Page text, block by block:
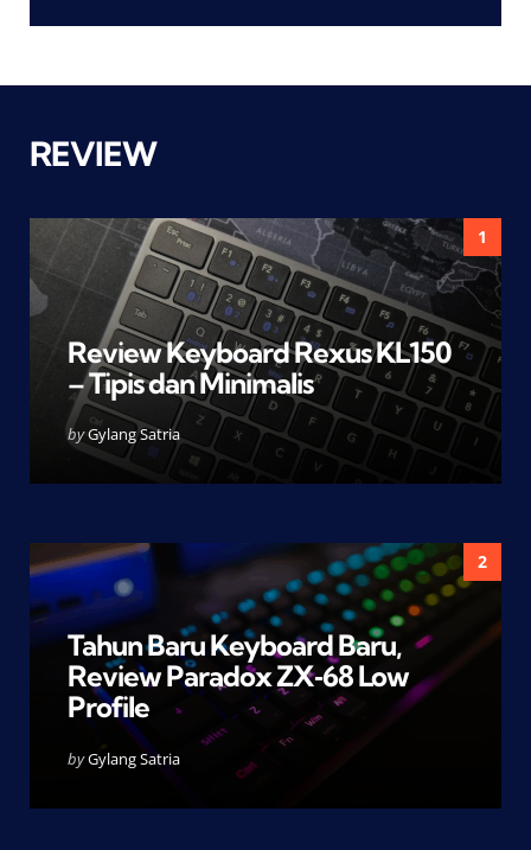
REVIEW
1
Review Keyboard Rexus KL150
– Tipis dan Minimalis
Posted
by
byGylang Satria
2
Tahun Baru Keyboard Baru,
Review Paradox ZX‑68 Low
Profile
Posted
byGylang Satria